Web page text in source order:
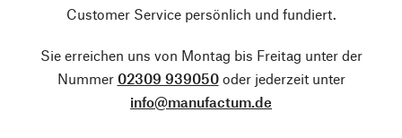
Customer Service persönlich und fundiert.
Sie erreichen uns von Montag bis Freitag unter der
Nummer 02309 939050oder jederzeit unter
info@manufactum.de